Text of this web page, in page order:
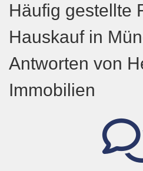
Häufig gestellte
Hauskauf in
Antworten von
Immobilien